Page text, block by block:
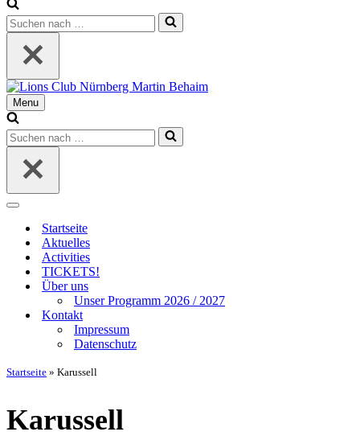
Suchen
nach …
Menu
Navigationsmenü
Suchen
nach …
Navigationsmenü
Startseite
Aktuelles
Activities
TICKETS!
Über uns
Unser Programm 2026 / 2027
Kontakt
Impressum
Datenschutz
Startseite » Karussell
Karussell